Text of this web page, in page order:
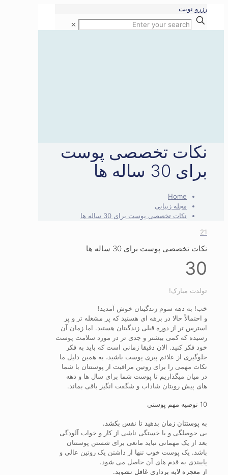
رزرو نوبت
✕
نکات تخصصی پوست
برای 30 ساله ها
Home
مجله زیبایی
نکات تخصصی پوست برای 30 ساله ها
21
نکات تخصصی پوست برای 30 ساله ها
30
تولدت مبارک!
خب! به دهه سوم زندگیتان خوش آمدید!
و احتمالاً حالا در برهه ای هستید که پر مشغله تر و پر
استرس تر از دوره قبلی زندگیتان هستید. اما زمان آن
رسیده که کمی بیشتر و جدی تر در مورد سلامت پوست
خود فکر کنید. الان دقیقا زمانی است که باید به فکر
جلوگیری از علائم پیری پوست باشید، به همین دلیل ما
نکات مهمی را برای روتین مراقبت از پوستتان با شما
در میان میگذاریم تا پوست شما برای سال ها و دهه
های پیش رویتان شاداب و شگفت انگیز باقی بماند.
10 توصیه مهم پوستی
به پوستتان زمان بدهید تا نفس بکشد.
بی حوصلگی و یا خستگی ناشی از کار و خواب آلودگی
بعد از یک مهمانی نباید مانعی برای شستن پوستتان
باشد. یک پوست خوب تنها از داشتن یک روتین عالی و
پایبندی به قدم های آن حاصل می شود.
از معجزه لایه برداری غافل نشوید.